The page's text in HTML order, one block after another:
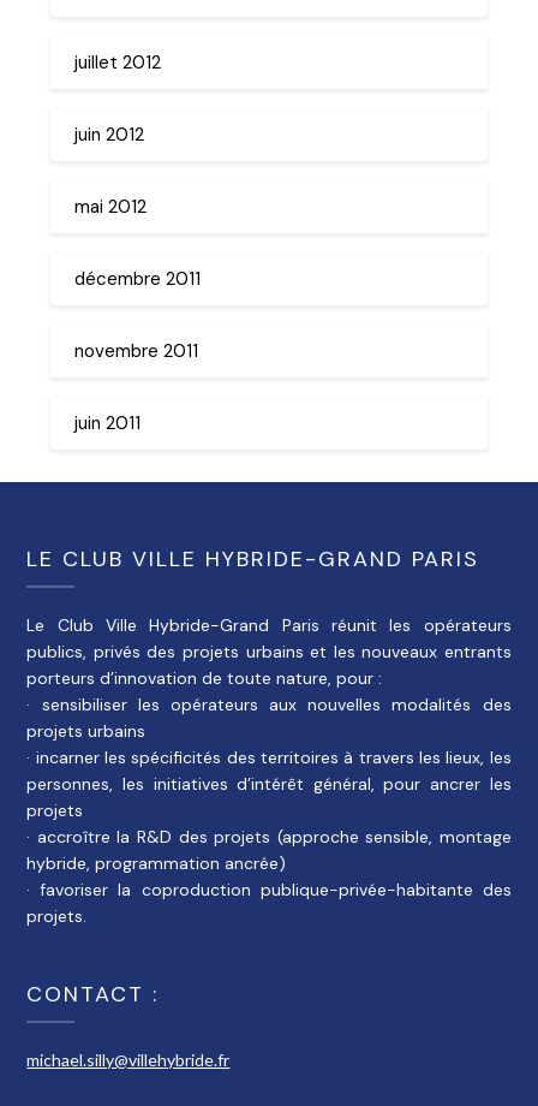
juillet 2012
juin 2012
mai 2012
décembre 2011
novembre 2011
juin 2011
LE CLUB VILLE HYBRIDE-GRAND PARIS
Le Club Ville Hybride-Grand Paris réunit les opérateurs
publics, privés des projets urbains et les nouveaux entrants
porteurs d’innovation de toute nature, pour :
· sensibiliser les opérateurs aux nouvelles modalités des
projets urbains
· incarner les spécificités des territoires à travers les lieux, les
personnes, les initiatives d’intérêt général, pour ancrer les
projets
· accroître la R&D des projets (approche sensible, montage
hybride, programmation ancrée)
· favoriser la coproduction publique-privée-habitante des
projets.
CONTACT :
michael.silly@villehybride.fr